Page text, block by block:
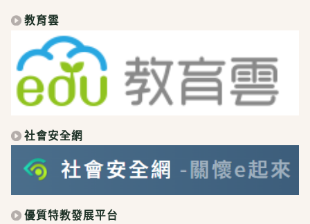
教育雲
社會安全網
優質特教發展平台